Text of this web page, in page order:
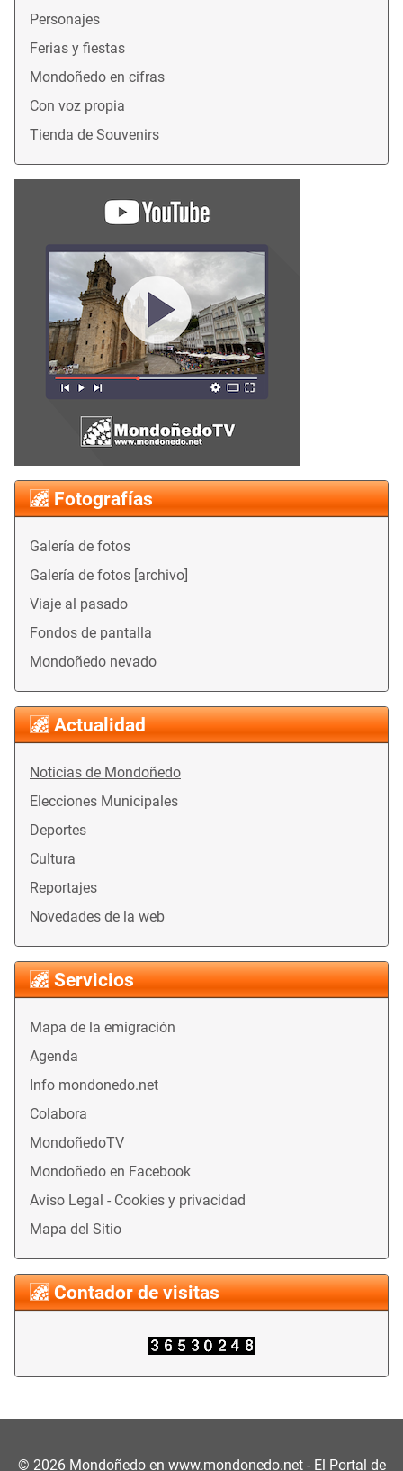
Personajes
Ferias y fiestas
Mondoñedo en cifras
Con voz propia
Tienda de Souvenirs
Fotografías
Galería de fotos
Galería de fotos [archivo]
Viaje al pasado
Fondos de pantalla
Mondoñedo nevado
Actualidad
Noticias de Mondoñedo
Elecciones Municipales
Deportes
Cultura
Reportajes
Novedades de la web
Servicios
Mapa de la emigración
Agenda
Info mondonedo.net
Colabora
MondoñedoTV
Mondoñedo en Facebook
Aviso Legal - Cookies y privacidad
Mapa del Sitio
Contador de visitas
© 2026Mondoñedo en www.mondonedo.net- El Portal de